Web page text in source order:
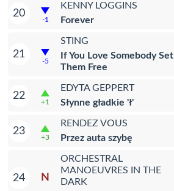
20
-1
KENNY LOGGINS
Forever
21
-5
STING
If You Love Somebody Set
Them Free
22
+1
EDYTA GEPPERT
Słynne gładkie 'ł'
23
+3
RENDEZ VOUS
Przez auta szybę
24 N
ORCHESTRAL
MANOEUVRES IN THE
DARK